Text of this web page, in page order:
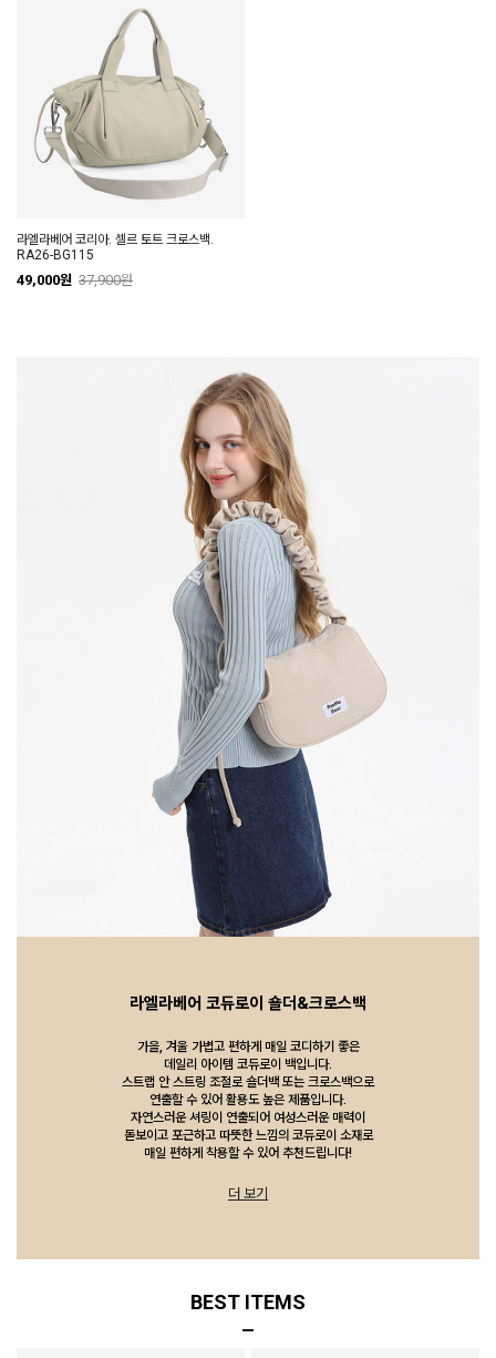
라엘라베어 코리아. 셀르 토트 크로스백.
RA26-BG115
49,000원 37,900원
라엘라베어 코듀로이 숄더&크로스백
가을, 겨울 가볍고 편하게 매일 코디하기 좋은
데일리 아이템 코듀로이 백입니다.
스트랩 안 스트링 조절로 숄더백 또는 크로스백으로
연출할 수 있어 활용도 높은 제품입니다.
자연스러운 셔링이 연출되어 여성스러운 매력이
돋보이고 포근하고 따뜻한 느낌의 코듀로이 소재로
매일 편하게 착용할 수 있어 추천드립니다!
더 보기
BEST ITEMS